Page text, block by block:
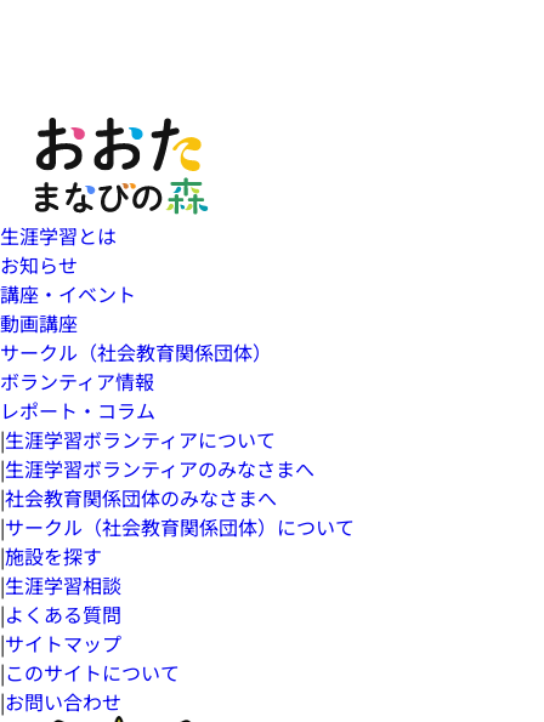
生涯学習とは
お知らせ
講座・イベント
動画講座
サークル（社会教育関係団体）
ボランティア情報
レポート・コラム
|生涯学習ボランティアについて
|生涯学習ボランティアのみなさまへ
|社会教育関係団体のみなさまへ
|サークル（社会教育関係団体）について
|施設を探す
|生涯学習相談
|よくある質問
|サイトマップ
|このサイトについて
|お問い合わせ